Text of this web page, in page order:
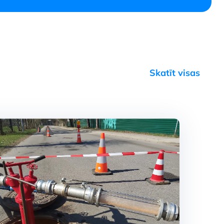
Skatīt visas